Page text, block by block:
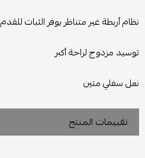
نظام أربطة غير متناظر يوفر الثبات للقدم
توسيد مزدوج لراحة أكبر
نعل سفلي متين
تقييمات المنتج